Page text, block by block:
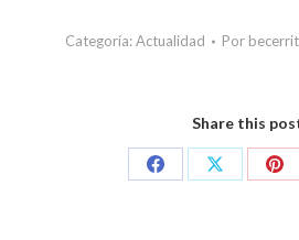
Categoría:Actualidad Por
Share this
Share
Share